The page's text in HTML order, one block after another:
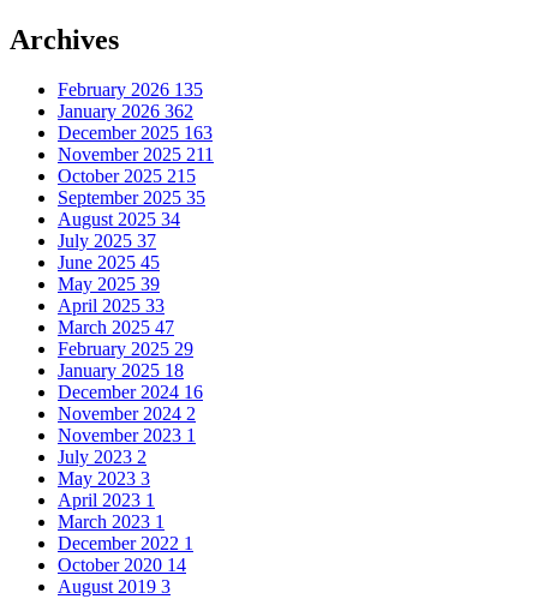
Archives
February 2026 135
January 2026 362
December 2025 163
November 2025 211
October 2025 215
September 2025 35
August 2025 34
July 2025 37
June 2025 45
May 2025 39
April 2025 33
March 2025 47
February 2025 29
January 2025 18
December 2024 16
November 2024 2
November 2023 1
July 2023 2
May 2023 3
April 2023 1
March 2023 1
December 2022 1
October 2020 14
August 2019 3